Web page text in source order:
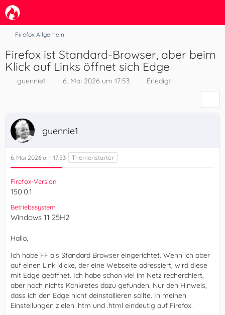
Firefox Allgemein
Firefox ist Standard-Browser, aber beim
Klick auf Links öffnet sich Edge
guennie1 6. Mai 2026 um 17:53 Erledigt
guennie1
6. Mai 2026 um 17:53
Firefox-Version
150.0.1
Betriebssystem
Windows 11 25H2
Hallo,
Ich habe FF als Standard Browser eingerichtet. Wenn ich aber
auf einen Link klicke, der eine Webseite adressiert, wird diese
mit Edge geöffnet. Ich habe schon viel im Netz recherchiert,
aber noch nichts Konkretes dazu gefunden. Nur den Hinweis,
dass ich den Edge nicht deinstallieren sollte. In meinen
Einstellungen zielen .htm und .html eindeutig auf Firefox.